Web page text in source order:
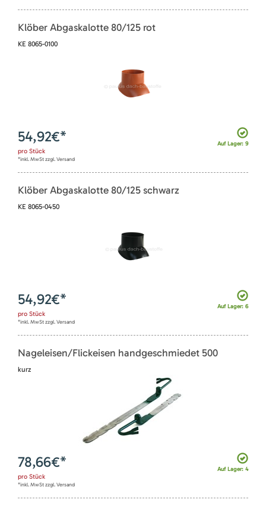
Klöber Abgaskalotte 80/125 rot
KE 8065-0100
Auf Lager: 9
54,92€*
pro Stück
*inkl. MwSt zzgl. Versand
Klöber Abgaskalotte 80/125 schwarz
KE 8065-0450
Auf Lager: 6
54,92€*
pro Stück
*inkl. MwSt zzgl. Versand
Nageleisen/Flickeisen handgeschmiedet 500
kurz
Auf Lager: 4
78,66€*
pro Stück
*inkl. MwSt zzgl. Versand